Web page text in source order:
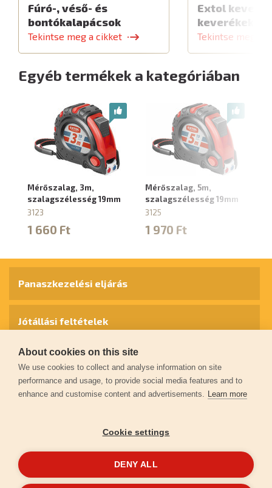
Fúró-, véső- és
bontókalapácsok
Tekintse meg a cikket
Extol
Tekintse meg a
Egyéb termékek a kategóriában
Mérőszalag, 3m,
szalagszélesség 19mm
3123
1 660 Ft
Mérőszalag, 5m,
szalagszélesség 19mm
3125
1 970 Ft
© 2026extol.hu- Minden jog fenntartva
Panaszkezelési eljárás
Jótállási feltételek
Személyes adatok védelme
Kapcsolat
Garancia regisztráció
About cookies on this site
We use cookies to collect and analyse information on site
performance and usage, to provide social media features and to
enhance and customise content and advertisements. Learn more
Cookie settings
DENY ALL